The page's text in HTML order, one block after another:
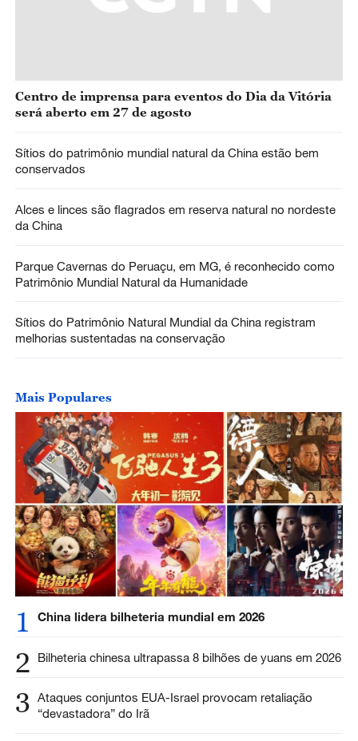
Centro de imprensa para eventos do Dia da Vitória
será aberto em 27 de agosto
Sítios do patrimônio mundial natural da China estão bem
conservados
Alces e linces são flagrados em reserva natural no nordeste
da China
Parque Cavernas do Peruaçu, em MG, é reconhecido como
Patrimônio Mundial Natural da Humanidade
Sítios do Patrimônio Natural Mundial da China registram
melhorias sustentadas na conservação
Mais Populares
1 China lidera bilheteria mundial em 2026
2 Bilheteria chinesa ultrapassa 8 bilhões de yuans em 2026
3 Ataques conjuntos EUA-Israel provocam retaliação
“devastadora” do Irã